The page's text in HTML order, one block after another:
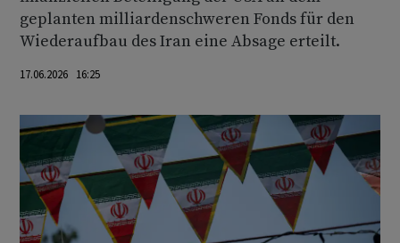
geplanten milliardenschweren Fonds für den
⁠Wiederaufbau des Iran eine Absage erteilt.
17.06.2026 16:25